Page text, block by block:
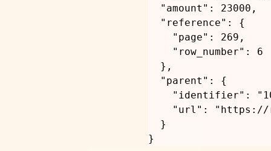
"amount" : 23000 ,
"reference" :
{
"page" : 269 ,
"row_number" :
6
} ,
"parent" :
{
"identifier" :
"url" :
"https://
}
}